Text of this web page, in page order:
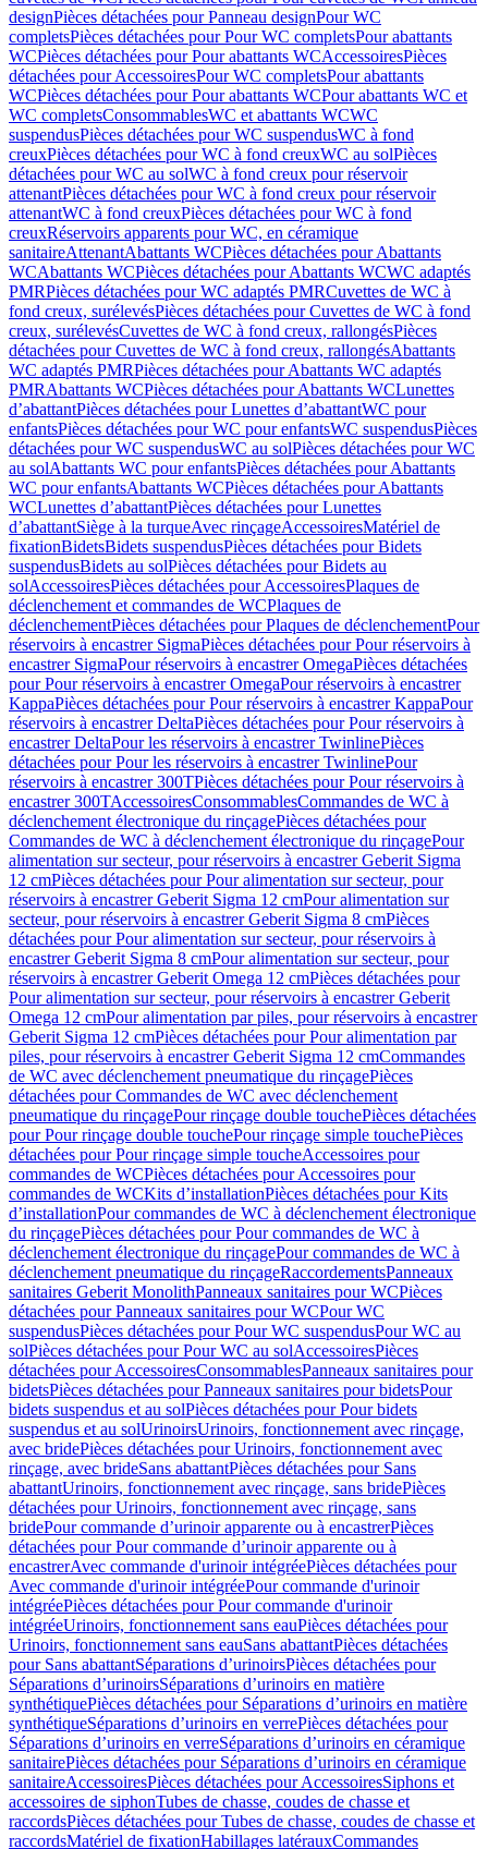
designPièces détachées pour Panneau designPour WC
completsPièces détachées pour Pour WC completsPour abattants
WCPièces détachées pour Pour abattants WCAccessoiresPièces
détachées pour AccessoiresPour WC completsPour abattants
WCPièces détachées pour Pour abattants WCPour abattants WC et
WC completsConsommablesWC et abattants WCWC
suspendusPièces détachées pour WC suspendusWC à fond
creuxPièces détachées pour WC à fond creuxWC au solPièces
détachées pour WC au solWC à fond creux pour réservoir
attenantPièces détachées pour WC à fond creux pour réservoir
attenantWC à fond creuxPièces détachées pour WC à fond
creuxRéservoirs apparents pour WC, en céramique
sanitaireAttenantAbattants WCPièces détachées pour Abattants
WCAbattants WCPièces détachées pour Abattants WCWC adaptés
PMRPièces détachées pour WC adaptés PMRCuvettes de WC à
fond creux, surélevésPièces détachées pour Cuvettes de WC à fond
creux, surélevésCuvettes de WC à fond creux, rallongésPièces
détachées pour Cuvettes de WC à fond creux, rallongésAbattants
WC adaptés PMRPièces détachées pour Abattants WC adaptés
PMRAbattants WCPièces détachées pour Abattants WCLunettes
d’abattantPièces détachées pour Lunettes d’abattantWC pour
enfantsPièces détachées pour WC pour enfantsWC suspendusPièces
détachées pour WC suspendusWC au solPièces détachées pour WC
au solAbattants WC pour enfantsPièces détachées pour Abattants
WC pour enfantsAbattants WCPièces détachées pour Abattants
WCLunettes d’abattantPièces détachées pour Lunettes
d’abattantSiège à la turqueAvec rinçageAccessoiresMatériel de
fixationBidetsBidets suspendusPièces détachées pour Bidets
suspendusBidets au solPièces détachées pour Bidets au
solAccessoiresPièces détachées pour AccessoiresPlaques de
déclenchement et commandes de WCPlaques de
déclenchementPièces détachées pour Plaques de déclenchementPour
réservoirs à encastrer SigmaPièces détachées pour Pour réservoirs à
encastrer SigmaPour réservoirs à encastrer OmegaPièces détachées
pour Pour réservoirs à encastrer OmegaPour réservoirs à encastrer
KappaPièces détachées pour Pour réservoirs à encastrer KappaPour
réservoirs à encastrer DeltaPièces détachées pour Pour réservoirs à
encastrer DeltaPour les réservoirs à encastrer TwinlinePièces
détachées pour Pour les réservoirs à encastrer TwinlinePour
réservoirs à encastrer 300TPièces détachées pour Pour réservoirs à
encastrer 300TAccessoiresConsommablesCommandes de WC à
déclenchement électronique du rinçagePièces détachées pour
Commandes de WC à déclenchement électronique du rinçagePour
alimentation sur secteur, pour réservoirs à encastrer Geberit Sigma
12 cmPièces détachées pour Pour alimentation sur secteur, pour
réservoirs à encastrer Geberit Sigma 12 cmPour alimentation sur
secteur, pour réservoirs à encastrer Geberit Sigma 8 cmPièces
détachées pour Pour alimentation sur secteur, pour réservoirs à
encastrer Geberit Sigma 8 cmPour alimentation sur secteur, pour
réservoirs à encastrer Geberit Omega 12 cmPièces détachées pour
Pour alimentation sur secteur, pour réservoirs à encastrer Geberit
Omega 12 cmPour alimentation par piles, pour réservoirs à encastrer
Geberit Sigma 12 cmPièces détachées pour Pour alimentation par
piles, pour réservoirs à encastrer Geberit Sigma 12 cmCommandes
de WC avec déclenchement pneumatique du rinçagePièces
détachées pour Commandes de WC avec déclenchement
pneumatique du rinçagePour rinçage double touchePièces détachées
pour Pour rinçage double touchePour rinçage simple touchePièces
détachées pour Pour rinçage simple toucheAccessoires pour
commandes de WCPièces détachées pour Accessoires pour
commandes de WCKits d’installationPièces détachées pour Kits
d’installationPour commandes de WC à déclenchement électronique
du rinçagePièces détachées pour Pour commandes de WC à
déclenchement électronique du rinçagePour commandes de WC à
déclenchement pneumatique du rinçageRaccordementsPanneaux
sanitaires Geberit MonolithPanneaux sanitaires pour WCPièces
détachées pour Panneaux sanitaires pour WCPour WC
suspendusPièces détachées pour Pour WC suspendusPour WC au
solPièces détachées pour Pour WC au solAccessoiresPièces
détachées pour AccessoiresConsommablesPanneaux sanitaires pour
bidetsPièces détachées pour Panneaux sanitaires pour bidetsPour
bidets suspendus et au solPièces détachées pour Pour bidets
suspendus et au solUrinoirsUrinoirs, fonctionnement avec rinçage,
avec bridePièces détachées pour Urinoirs, fonctionnement avec
rinçage, avec brideSans abattantPièces détachées pour Sans
abattantUrinoirs, fonctionnement avec rinçage, sans bridePièces
détachées pour Urinoirs, fonctionnement avec rinçage, sans
bridePour commande d’urinoir apparente ou à encastrerPièces
détachées pour Pour commande d’urinoir apparente ou à
encastrerAvec commande d'urinoir intégréePièces détachées pour
Avec commande d'urinoir intégréePour commande d'urinoir
intégréePièces détachées pour Pour commande d'urinoir
intégréeUrinoirs, fonctionnement sans eauPièces détachées pour
Urinoirs, fonctionnement sans eauSans abattantPièces détachées
pour Sans abattantSéparations d’urinoirsPièces détachées pour
Séparations d’urinoirsSéparations d’urinoirs en matière
synthétiquePièces détachées pour Séparations d’urinoirs en matière
synthétiqueSéparations d’urinoirs en verrePièces détachées pour
Séparations d’urinoirs en verreSéparations d’urinoirs en céramique
sanitairePièces détachées pour Séparations d’urinoirs en céramique
sanitaireAccessoiresPièces détachées pour AccessoiresSiphons et
accessoires de siphonTubes de chasse, coudes de chasse et
raccordsPièces détachées pour Tubes de chasse, coudes de chasse et
raccordsMatériel de fixationHabillages latérauxCommandes